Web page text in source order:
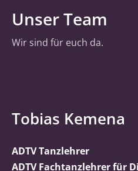
Unser Team
Wir sind für euch da.
Tobias Kemena
ADTV Tanzlehrer
ADTV Fachtanzlehrer für